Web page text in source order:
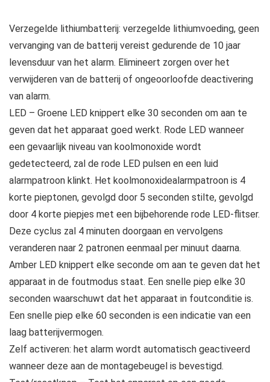
Verzegelde lithiumbatterij: verzegelde lithiumvoeding, geen
vervanging van de batterij vereist gedurende de 10 jaar
levensduur van het alarm. Elimineert zorgen over het
verwijderen van de batterij of ongeoorloofde deactivering
van alarm.
LED – Groene LED knippert elke 30 seconden om aan te
geven dat het apparaat goed werkt. Rode LED wanneer
een gevaarlijk niveau van koolmonoxide wordt
gedetecteerd, zal de rode LED pulsen en een luid
alarmpatroon klinkt. Het koolmonoxidealarmpatroon is 4
korte pieptonen, gevolgd door 5 seconden stilte, gevolgd
door 4 korte piepjes met een bijbehorende rode LED-flitser.
Deze cyclus zal 4 minuten doorgaan en vervolgens
veranderen naar 2 patronen eenmaal per minuut daarna.
Amber LED knippert elke seconde om aan te geven dat het
apparaat in de foutmodus staat. Een snelle piep elke 30
seconden waarschuwt dat het apparaat in foutconditie is.
Een snelle piep elke 60 seconden is een indicatie van een
laag batterijvermogen.
Zelf activeren: het alarm wordt automatisch geactiveerd
wanneer deze aan de montagebeugel is bevestigd.